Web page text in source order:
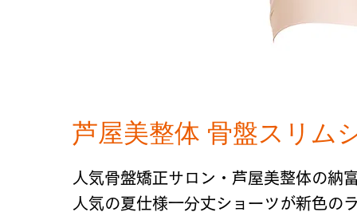
芦屋美整体 骨盤スリム
人気骨盤矯正サロン・芦屋美整体の納
人気の夏仕様一分丈ショーツが新色の